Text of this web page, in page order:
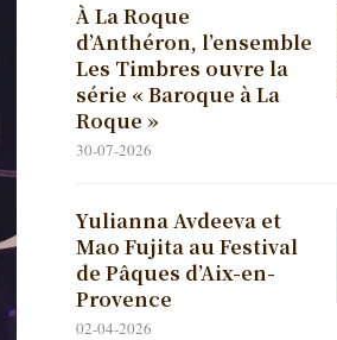
À La Roque
d’Anthéron, l’ensemble
Les Timbres ouvre la
série « Baroque à La
Roque »
30-07-2026
Yulianna Avdeeva et
Mao Fujita au Festival
de Pâques d’Aix-en-
Provence
02-04-2026